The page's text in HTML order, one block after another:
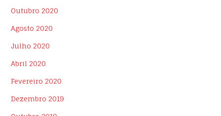
Outubro 2020
Agosto 2020
Julho 2020
Abril 2020
Fevereiro 2020
Dezembro 2019